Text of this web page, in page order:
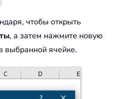
чтобы открыть
, а затем нажмите новую
выбранной ячейке.